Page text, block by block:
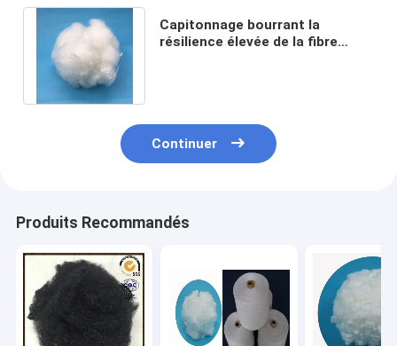
Capitonnage bourrant la
résilience élevée de la fibre
Continuer
Produits Recommandés